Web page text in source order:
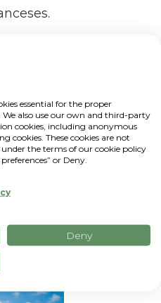
essential for the proper
also use our own and third-party
cookies, including anonymous
cookies. These cookies are not
the terms of our cookie policy
or Deny.
Deny